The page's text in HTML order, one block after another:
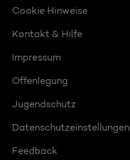
Cookie Hinweise
Kontakt & Hilfe
Impressum
Offenlegung
Jugendschutz
Datenschutzeinstellungen
Feedback